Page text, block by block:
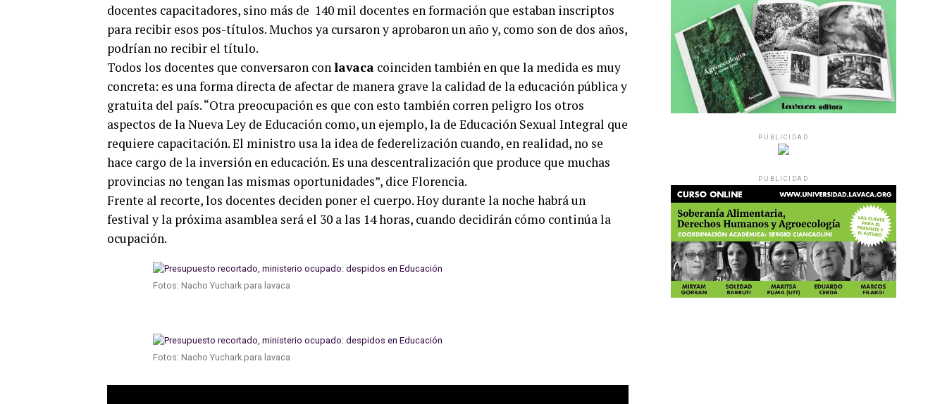
docentes capacitadores, sino más de 140 mil docentes en formación que estaban inscriptos
para recibir esos pos-títulos. Muchos ya cursaron y aprobaron un año y, como son de dos años,
podrían no recibir el título.
Todos los docentes que conversaron conlavaca coinciden también en que la medida es muy
concreta: es una forma directa de afectar de manera grave la calidad de la educación pública y
gratuita del país. “Otra preocupación es que con esto también corren peligro los otros
aspectos de la Nueva Ley de Educación como, un ejemplo, la de Educación Sexual Integral que
requiere capacitación. El ministro usa la idea de federelización cuando, en realidad, no se
hace cargo de la inversión en educación. Es una descentralización que produce que muchas
provincias no tengan las mismas oportunidades”, dice Florencia.
Frente al recorte, los docentes deciden poner el cuerpo. Hoy durante la noche habrá un
festival y la próxima asamblea será el 30 a las 14 horas, cuando decidirán cómo continúa la
ocupación.
Fotos: Nacho Yuchark para lavaca
Fotos: Nacho Yuchark para lavaca
PUBLICIDAD
PUBLICIDAD